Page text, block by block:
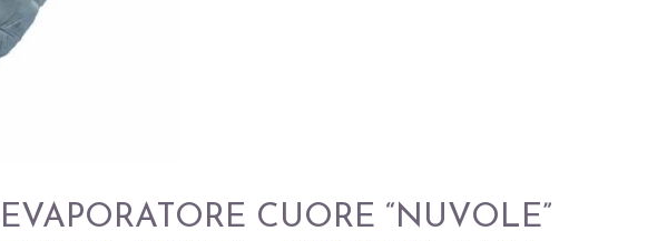
EVAPORATORE CUORE “NUVOLE”